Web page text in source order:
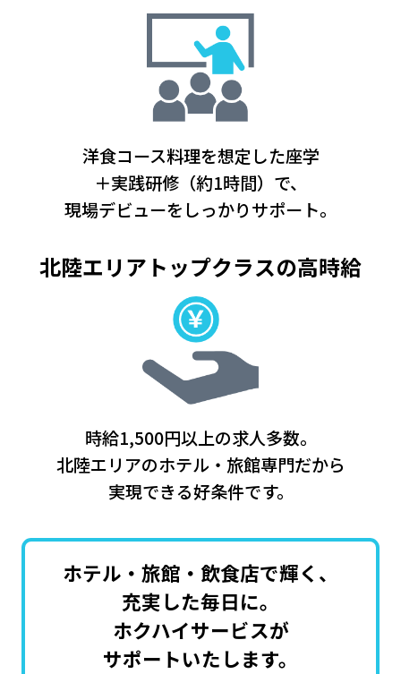
洋食コース料理を想定した座学
＋実践研修（約1時間）で、
現場デビューをしっかりサポート。
北陸エリア トップクラスの高時給
時給1,500円以上の求人多数。
北陸エリアのホテル・旅館専門だから
実現できる好条件です。
ホテル・旅館・飲食店で輝く、
充実した毎日に。
ホクハイサービスが
サポートいたします。